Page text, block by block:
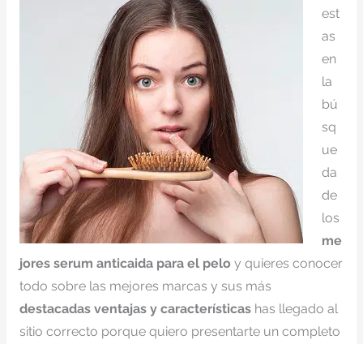
est
as
en
la
bú
sq
ue
da
de
los
me
jores serum anticaida para el peloy quieres conocer
todo sobre las mejores marcas y sus más
destacadas ventajas y característicashas llegado al
sitio correcto porque quiero presentarte un completo